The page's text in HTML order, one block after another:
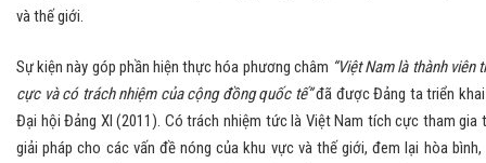
và thế giới.
Sự kiện này góp phần hiện thực hóa phương châm “Việt Nam là thành viên
cực và có trách nhiệm của cộng đồng quốc tế”đã được Đảng ta triển
Đại hội Đảng XI (2011). Có trách nhiệm tức là Việt Nam tích cực tham gia
giải pháp cho các vấn đề nóng của khu vực và thế giới, đem lại hòa bình,